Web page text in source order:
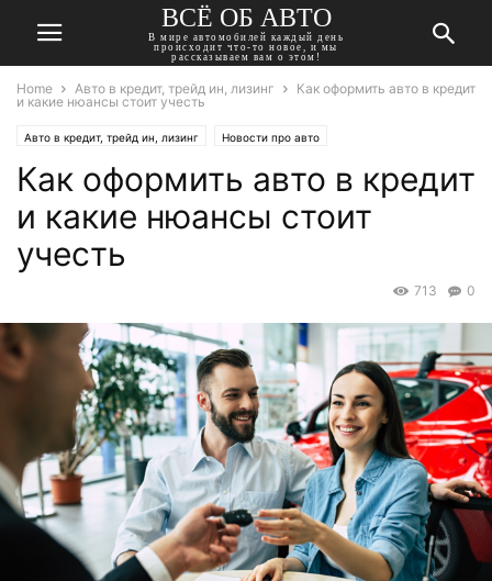
ВСЁ ОБ АВТО
В мире автомобилей каждый день
происходит что-то новое, и мы
рассказываем вам о этом!
Home Авто в кредит, трейд ин, лизинг
Как оформить авто в кредит
и какие нюансы стоит учесть
Авто в кредит, трейд ин, лизинг Новости про авто
Как оформить авто в кредит
и какие нюансы стоит
учесть
0
713